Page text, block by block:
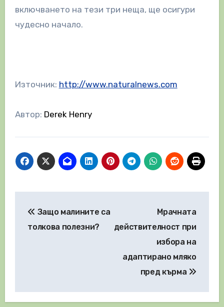
включването на тези три неща, ще осигури
чудесно начало.
Източник: http://www.naturalnews.com
Автор: Derek Henry
Защо малините са
толкова полезни?
Мрачната
действителност при
избора на
адаптирано мляко
пред кърма